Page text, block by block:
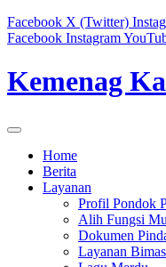
Facebook X (Twitter)
Facebook Instagram
Kemenag
Home
Berita
Layanan
Profil Pondok
Alih Fungsi
Dokumen
Layanan